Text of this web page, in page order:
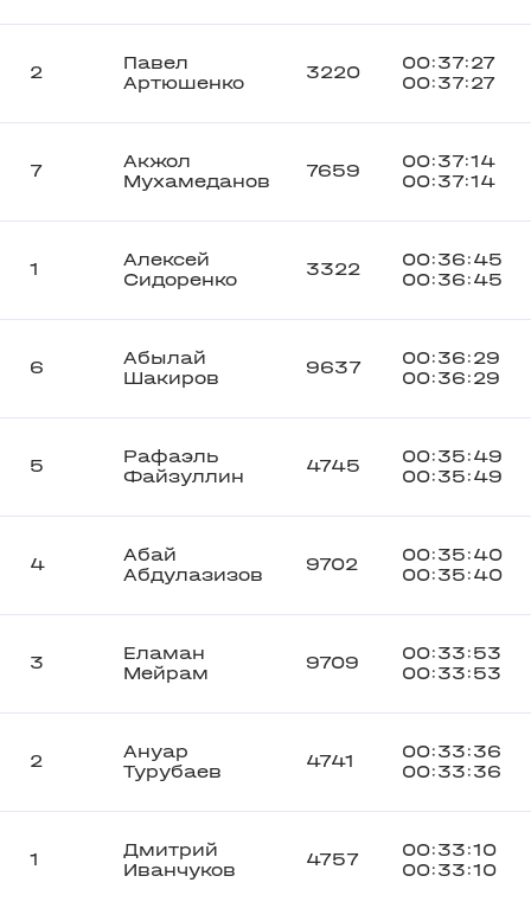
2
Павел
Артюшенко
3220
00:37:27
00:37:27
7
Акжол
Мухамеданов
7659
00:37:14
00:37:14
1
Алексей
Сидоренко
3322
00:36:45
00:36:45
6
Абылай
Шакиров
9637
00:36:29
00:36:29
5
Рафаэль
Файзуллин
4745
00:35:49
00:35:49
4
Абай
Абдулазизов
9702
00:35:40
00:35:40
3
Еламан
Мейрам
9709
00:33:53
00:33:53
2
Ануар
Турубаев
4741
00:33:36
00:33:36
1
Дмитрий
Иванчуков
4757
00:33:10
00:33:10